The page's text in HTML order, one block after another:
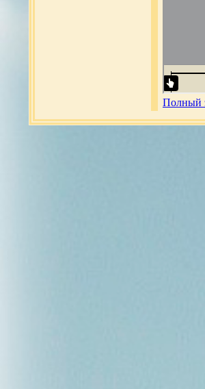
Полный